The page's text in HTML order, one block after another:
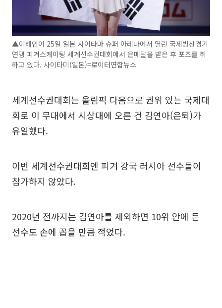
▲이해인이 25일 일본 사이타마 슈퍼 아레나에서 열린 국제빙상경기
연맹 피겨스케이팅 세계선수권대회에서 은메달을 받은 후 포즈를 취
하고 있다. 사이타미(일본)=로이터연합뉴스
세계선수권대회는 올림픽 다음으로 권위 있는 국제대
회로 이 무대에서 시상대에 오른 건 김연아(은퇴)가
유일했다.
이번 세계선수권대회엔 피겨 강국 러시아 선수들이
참가하지 않았다.
2020년 전까지는 김연아를 제외하면 10위 안에 든
선수도 손에 꼽을 만큼 적었다.